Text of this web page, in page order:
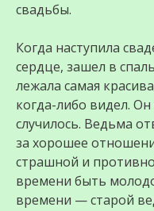
свадьбы.
Когда наступила
сердце, зашел в
лежала самая
когда-либо видел.
случилось. Ведьма
за хорошее
страшной и
времени быть
времени — старой